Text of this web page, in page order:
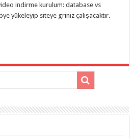
indirme kurulum: database vs
yükeleyip siteye griniz çalışacaktır.